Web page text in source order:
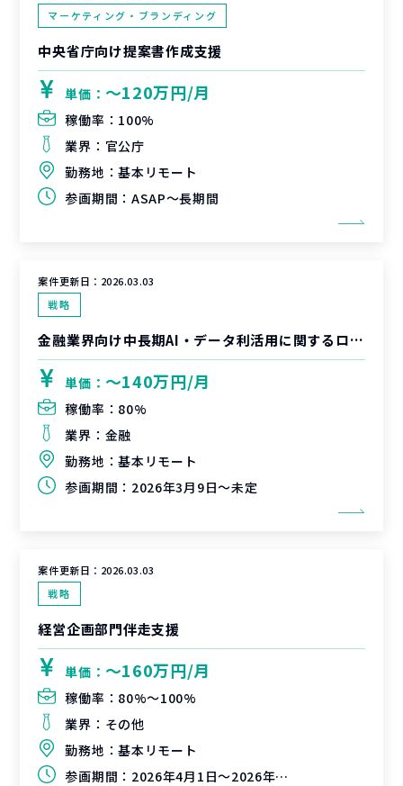
マーケティング・ブランディング
中央省庁向け提案書作成支援
単価： 〜120万円/月
稼働率： 100%
業界： 官公庁
勤務地：基本リモート
参画期間： ASAP～長期間
案件更新日： 2026.03.03
戦略
金融業界向け中長期AI・データ利活用に関するロードマップ策定
単価： 〜140万円/月
稼働率： 80%
業界： 金融
勤務地：基本リモート
参画期間： 2026年3月9日～未定
案件更新日： 2026.03.03
戦略
経営企画部門伴走支援
単価： 〜160万円/月
稼働率： 80%〜100%
業界： その他
勤務地：基本リモート
参画期間： 2026年4月1日～2026年6月30日